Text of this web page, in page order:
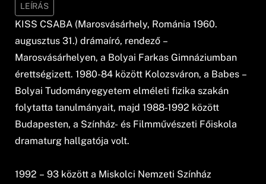
LEÍRÁS
KISS CSABA (Marosvásárhely, Románia 1960.
augusztus 31.) drámaíró, rendező –
Marosvásárhelyen, a Bolyai Farkas Gimnáziumban
érettségizett. 1980-84 között Kolozsváron, a Babes –
Bolyai Tudományegyetem elméleti fizika szakán
folytatta tanulmányait, majd 1988-1992 között
Budapesten, a Színház- és Filmművészeti Főiskola
dramaturg hallgatója volt.
1992 – 93 között a Miskolci Nemzeti Színház